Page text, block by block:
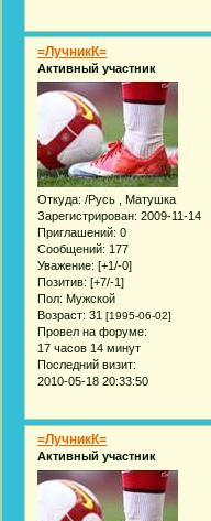
=ЛучникК=
Активный участник
Откуда: /Русь , Матушка
Зарегистрирован: 2009-11-14
Приглашений: 0
Сообщений: 177
Уважение: [+1/-0]
Позитив: [+7/-1]
Пол: Мужской
Возраст: 31 [1995-06-02]
Провел на форуме:
17 часов 14 минут
Последний визит:
2010-05-18 20:33:50
=ЛучникК=
Активный участник